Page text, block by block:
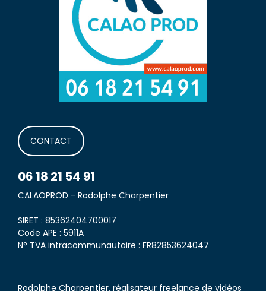
CONTACT
06 18 21 54 91
CALAOPROD - Rodolphe Charpentier
SIRET : 85362404700017
Code APE : 5911A
N° TVA intracommunautaire : FR82853624047
Rodolphe Charpentier, réalisateur freelance de vidéos